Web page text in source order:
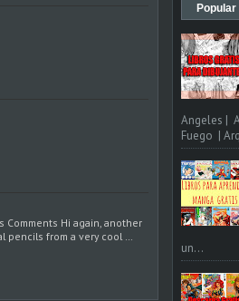
Comments Hi again, another
from a very cool …
Popular
Angeles |
Fuego |
un...